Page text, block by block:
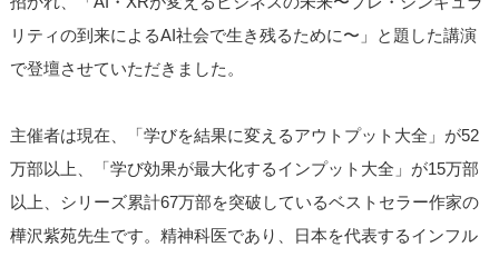
リティの到来によるAI社会で生き残るために〜」と題した講演
で登壇させていただきました。
主催者は現在、「学びを結果に変えるアウトプット大全」が52
万部以上、「学び効果が最大化するインプット大全」が15万部
以上、シリーズ累計67万部を突破しているベストセラー作家の
樺沢紫苑先生です。精神科医であり、日本を代表するインフル